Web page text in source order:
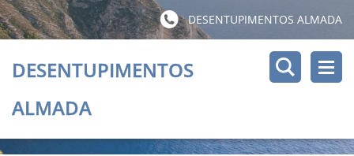
DESENTUPIMENTOS ALMADA
DESENTUPIMENTOS
ALMADA